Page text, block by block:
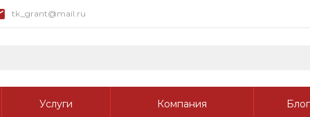
tk_grant@mail.ru
Услуги Компания Блог